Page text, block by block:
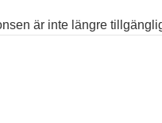
är inte längre